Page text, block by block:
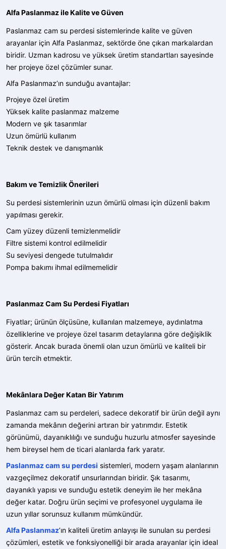
Alfa Paslanmaz ile Kalite ve Güven
Paslanmaz cam su perdesi sistemlerinde kalite ve güven
arayanlar için Alfa Paslanmaz, sektörde öne çıkan markalardan
biridir. Uzman kadrosu ve yüksek üretim standartları sayesinde
her projeye özel çözümler sunar.
Alfa Paslanmaz’ın sunduğu avantajlar:
Projeye özel üretim
Yüksek kalite paslanmaz malzeme
Modern ve şık tasarımlar
Uzun ömürlü kullanım
Teknik destek ve danışmanlık
Bakım ve Temizlik Önerileri
Su perdesi sistemlerinin uzun ömürlü olması için düzenli bakım
yapılması gerekir.
Cam yüzey düzenli temizlenmelidir
Filtre sistemi kontrol edilmelidir
Su seviyesi dengede tutulmalıdır
Pompa bakımı ihmal edilmemelidir
Paslanmaz Cam Su Perdesi Fiyatları
Fiyatlar; ürünün ölçüsüne, kullanılan malzemeye, aydınlatma
özelliklerine ve projeye özel tasarım detaylarına göre değişiklik
gösterir. Ancak burada önemli olan uzun ömürlü ve kaliteli bir
ürün tercih etmektir.
Mekânlara Değer Katan Bir Yatırım
Paslanmaz cam su perdeleri, sadece dekoratif bir ürün değil aynı
zamanda mekânın değerini artıran bir yatırımdır. Estetik
görünümü, dayanıklılığı ve sunduğu huzurlu atmosfer sayesinde
hem bireysel hem de ticari alanlarda fark yaratır.
Paslanmaz cam su perdesi sistemleri, modern yaşam alanlarının
vazgeçilmez dekoratif unsurlarından biridir. Şık tasarımı,
dayanıklı yapısı ve sunduğu estetik deneyim ile her mekâna
değer katar. Doğru ürün seçimi ve profesyonel uygulama ile
uzun yıllar sorunsuz kullanım mümkündür.
Alfa Paslanmaz’ın kaliteli üretim anlayışı ile sunulan su perdesi
çözümleri, estetik ve fonksiyonelliği bir arada arayanlar için ideal